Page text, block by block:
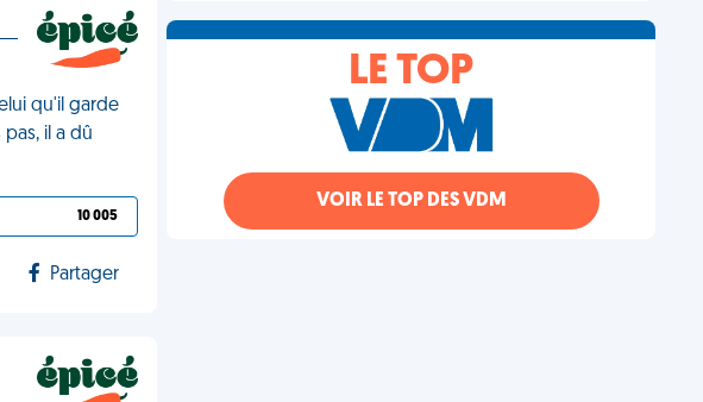
qu'il garde
il a dû
10 005
Partager
LE TOP
VOIR LE TOP DES VDM